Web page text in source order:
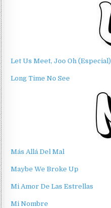
Let Us Meet, Joo Oh (Especial)
Long Time No See
Más Allá Del Mal
Maybe We Broke Up
Mi Amor De Las Estrellas
Mi Nombre